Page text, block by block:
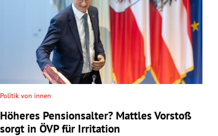
Politik von innen
Höheres Pensionsalter? Mattles Vorstoß
sorgt in ÖVP für Irritation